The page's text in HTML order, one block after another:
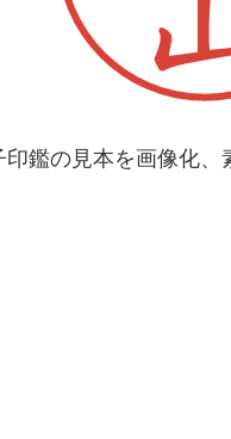
鑑の見本を画像化、